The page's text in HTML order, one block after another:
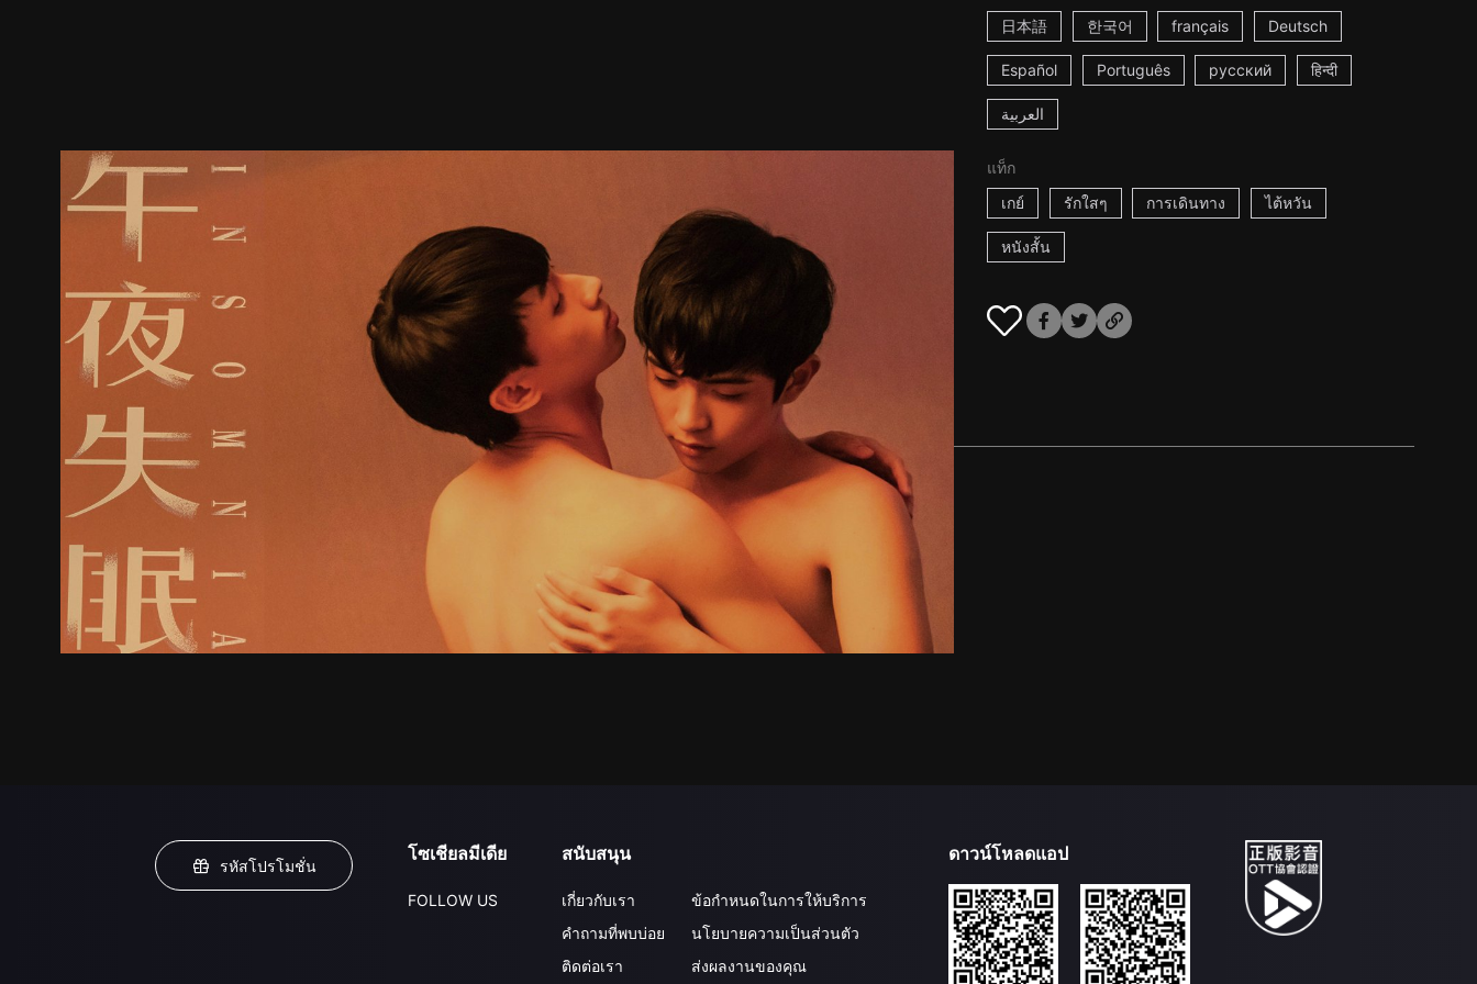
日本語 한국어 français Deutsch
Español Português русский हिन्दी
العربية
แท็ก
เกย์
รักใสๆ การเดินทาง ไต้หวัน
หนังสั้น
ตัวอย่าง รายละเอียด
รหัสโปรโมชั่น
โซเชียลมีเดีย
FOLLOW US
สนับสนุน
เกี่ยวกับเรา
คำถามที่พบบ่อย
ติดต่อเรา
ข้อกำหนดในการให้บริการ
นโยบายความเป็นส่วนตัว
ส่งผลงานของคุณ
ดาวน์โหลดแอป